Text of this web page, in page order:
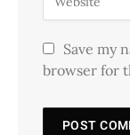
Save my
browser for